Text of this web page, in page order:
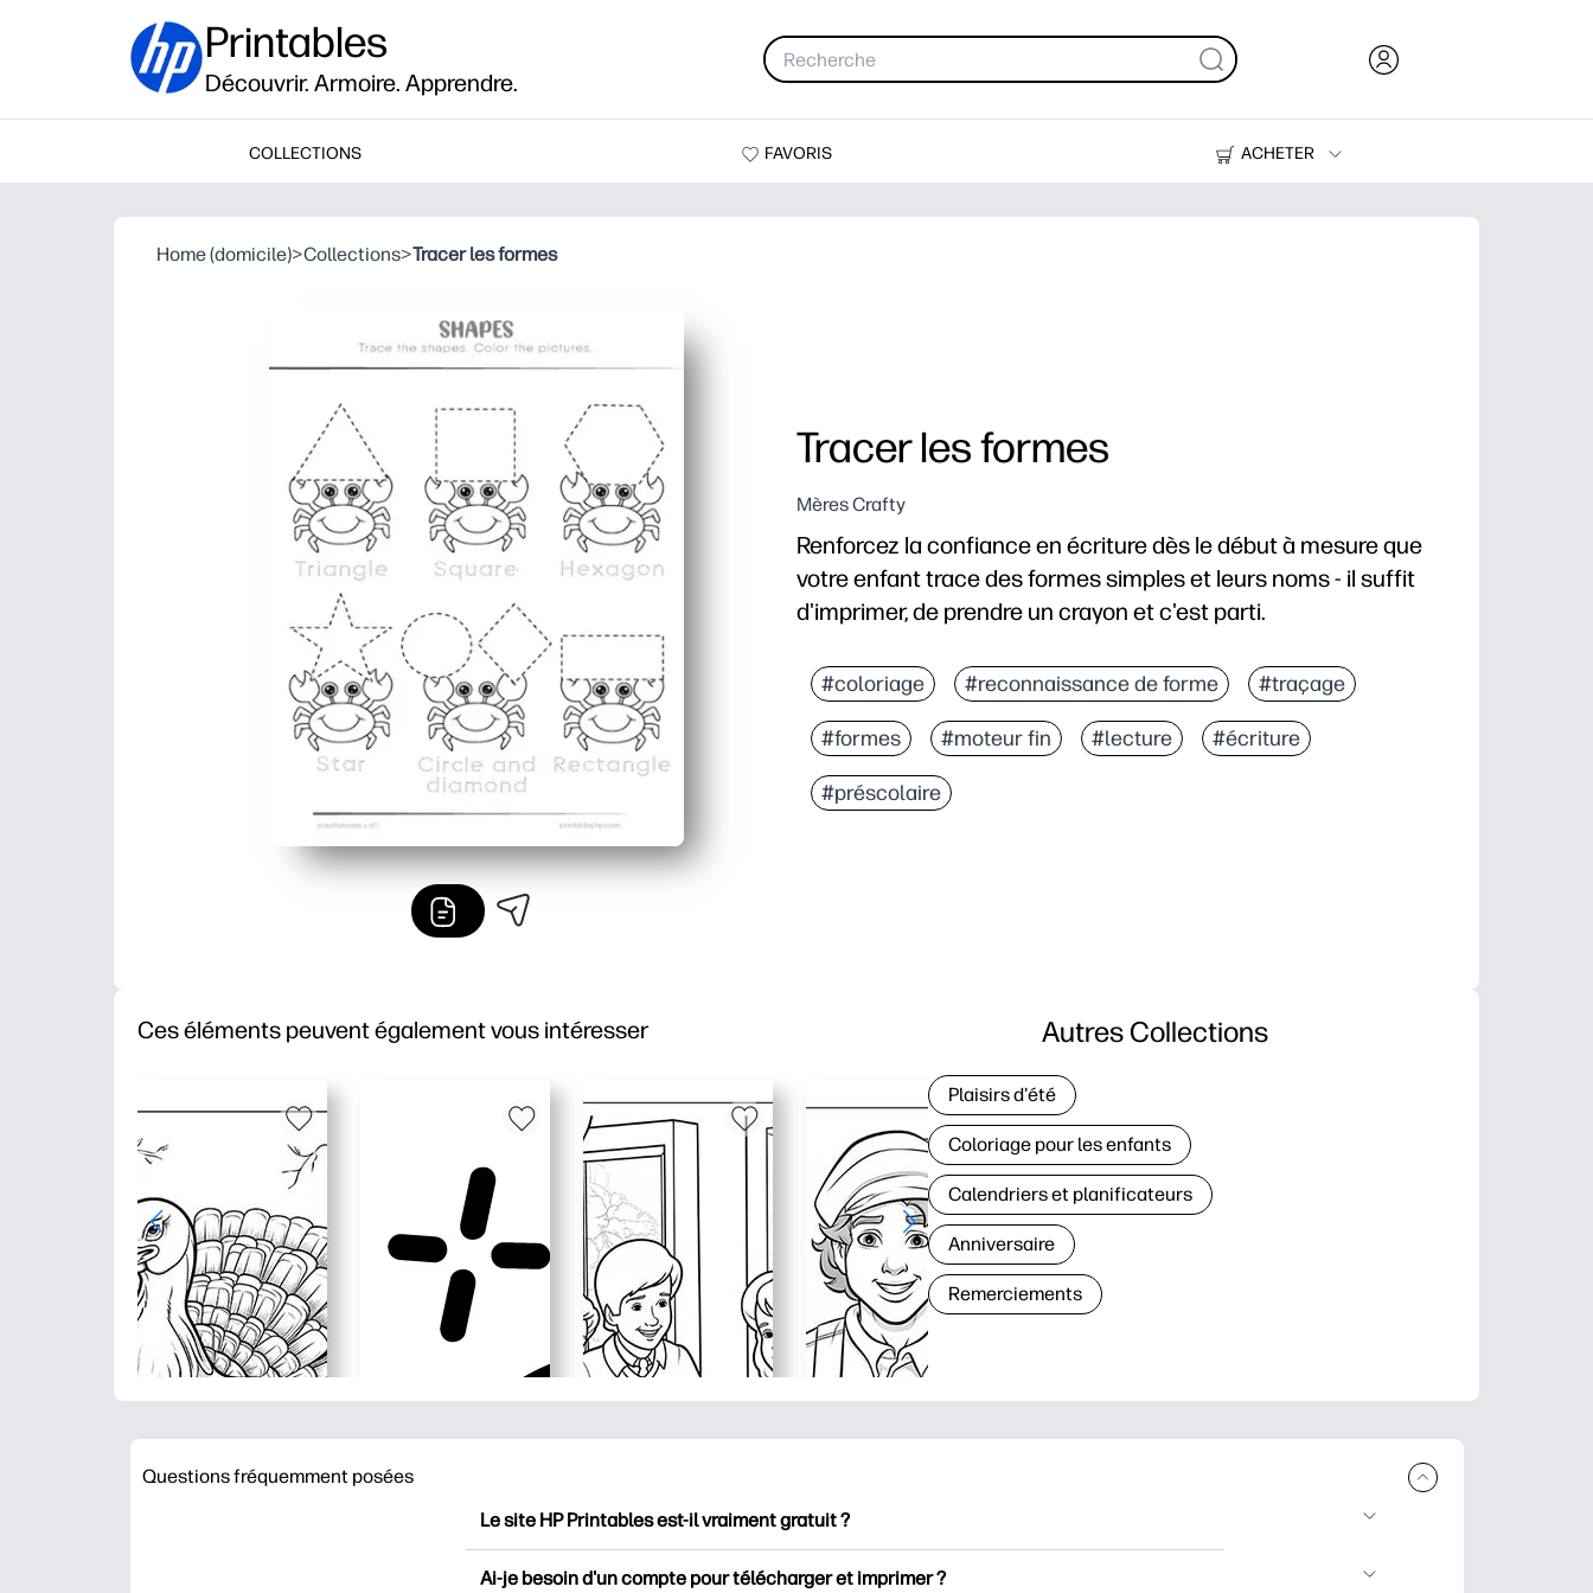
Printables
Découvrir. Armoire. Apprendre.
COLLECTIONS FAVORIS
ACHETER
Imprimantes
Home (domicile)>Collections>Tracer les formes
Tracer les formes
Mères Crafty
Renforcez la confiance en écriture dès le début à mesure que
votre enfant trace des formes simples et leurs noms - il suffit
d'imprimer, de prendre un crayon et c'est parti.
Votre enfant renforce le contrôle de la motricité fine et la prise du crayon
Ils renforcent la reconnaissance des formes et le vocabulaire tout en
Vous obtenez une activité à faible préparation qui convient aux centres, au
Une pratique engageante et reproductible stimule la concentration et
#coloriage #reconnaissance de forme #traçage
#formes #moteur fin #lecture #écriture
#préscolaire
Ces éléments peuvent également vous intéresser Autres Collections
Plaisirs d'été
Coloriage pour les enfants
Calendriers et planificateurs
Anniversaire
Remerciements
Questions fréquemment posées
Le site HP Printables est-il vraiment gratuit ?
Ai-je besoin d'un compte pour télécharger et imprimer ?